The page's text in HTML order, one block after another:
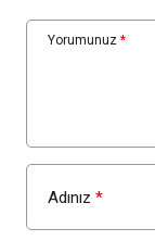
Yorumunuz *
Adınız *